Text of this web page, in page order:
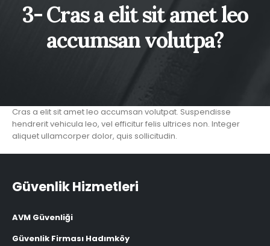
3- Cras a elit sit amet leo
accumsan volutpa?
Cras a elit sit amet leo accumsan volutpat. Suspendisse
hendrerit vehicula leo, vel efficitur felis ultrices non. Integer
aliquet ullamcorper dolor, quis sollicitudin.
Güvenlik Hizmetleri
AVM Güvenliği
Güvenlik Firması Hadımköy